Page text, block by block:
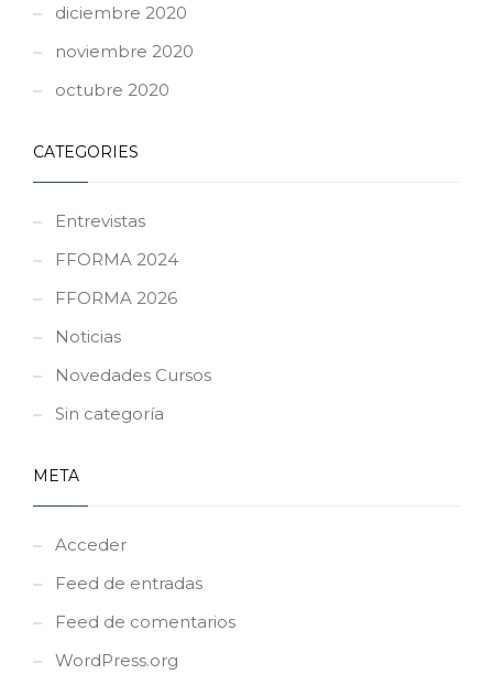
diciembre 2020
noviembre 2020
octubre 2020
CATEGORIES
Entrevistas
FFORMA 2024
FFORMA 2026
Noticias
Novedades Cursos
Sin categoría
META
Acceder
Feed de entradas
Feed de comentarios
WordPress.org